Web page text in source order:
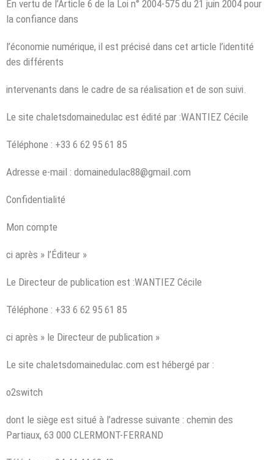
En vertu de l’Article 6 de la Loi n° 2004-575 du 21 juin 2004 pour
la confiance dans
l’économie numérique, il est précisé dans cet article l’identité
des différents
intervenants dans le cadre de sa réalisation et de son suivi.
Le site chaletsdomainedulac est édité par :WANTIEZ Cécile
Téléphone : +33 6 62 95 61 85
Adresse e-mail : domainedulac88@gmail.com
Confidentialité
Mon compte
ci après » l’Éditeur »
Le Directeur de publication est :WANTIEZ Cécile
Téléphone : +33 6 62 95 61 85
ci après » le Directeur de publication »
Le site chaletsdomainedulac.com est hébergé par :
o2switch
dont le siège est situé à l’adresse suivante : chemin des
Partiaux, 63 000 CLERMONT-FERRAND